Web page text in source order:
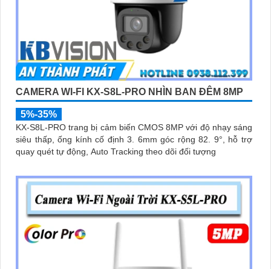
CAMERA WI-FI KX-S8L-PRO NHÌN BAN ĐÊM 8MP
5%-35%
KX-S8L-PRO trang bị cảm biến CMOS 8MP với độ nhạy sáng
siêu thấp, ống kính cố định 3. 6mm góc rộng 82. 9°, hỗ trợ
quay quét tự động, Auto Tracking theo dõi đối tượng